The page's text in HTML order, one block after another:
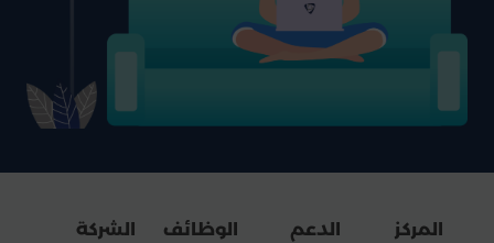
الشركة الوظائف الدعم
المركز